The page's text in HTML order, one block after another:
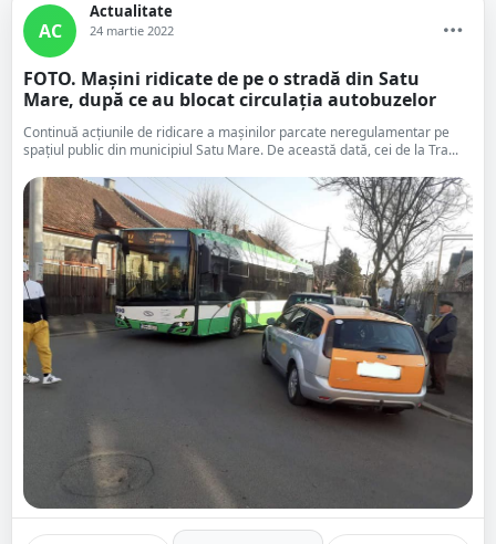
AC
Actualitate
24 martie 2022
FOTO. Mașini ridicate de pe o stradă din Satu
Mare, după ce au blocat circulația autobuzelor
Continuă acțiunile de ridicare a mașinilor parcate neregulamentar pe
spațiul public din municipiul Satu Mare. De această dată, cei de la Tra...